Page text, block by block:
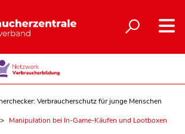
Verbraucherschutz für junge Menschen
Manipulation bei In-Game-Käufen und Lootboxen